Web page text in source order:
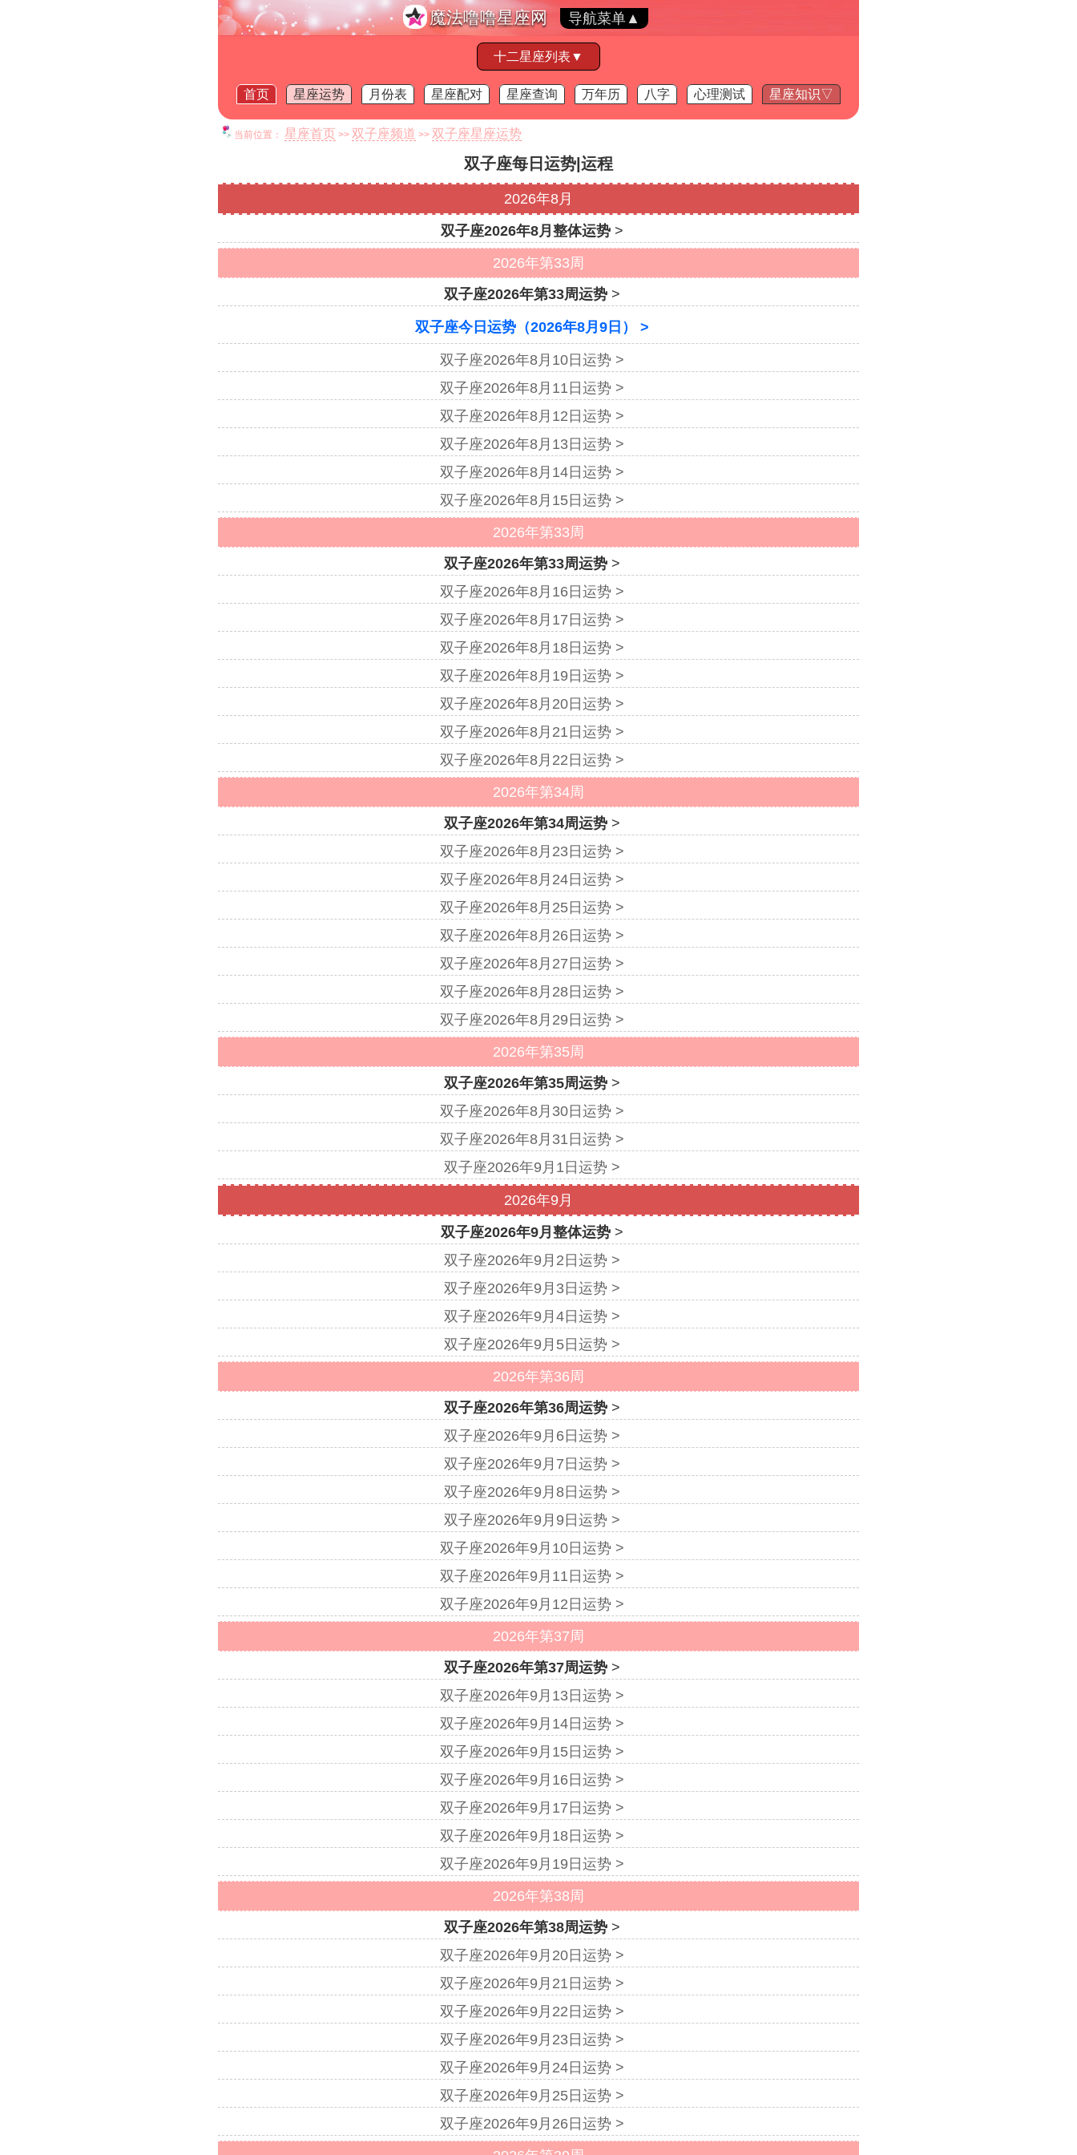
魔法噜噜星座网 导航菜单▲
十二星座列表▼
首页 星座运势 月份表 星座配对 星座查询 万年历 八字 心理测试 星座知识▽
当前位置： 星座首页 >> 双子座频道 >> 双子座星座运势
双子座每日运势|运程
2026年8月
双子座2026年8月整体运势 >
2026年第33周
双子座2026年第33周运势 >
双子座今日运势（2026年8月9日） >
双子座2026年8月10日运势 >
双子座2026年8月11日运势 >
双子座2026年8月12日运势 >
双子座2026年8月13日运势 >
双子座2026年8月14日运势 >
双子座2026年8月15日运势 >
2026年第33周
双子座2026年第33周运势 >
双子座2026年8月16日运势 >
双子座2026年8月17日运势 >
双子座2026年8月18日运势 >
双子座2026年8月19日运势 >
双子座2026年8月20日运势 >
双子座2026年8月21日运势 >
双子座2026年8月22日运势 >
2026年第34周
双子座2026年第34周运势 >
双子座2026年8月23日运势 >
双子座2026年8月24日运势 >
双子座2026年8月25日运势 >
双子座2026年8月26日运势 >
双子座2026年8月27日运势 >
双子座2026年8月28日运势 >
双子座2026年8月29日运势 >
2026年第35周
双子座2026年第35周运势 >
双子座2026年8月30日运势 >
双子座2026年8月31日运势 >
双子座2026年9月1日运势 >
2026年9月
双子座2026年9月整体运势 >
双子座2026年9月2日运势 >
双子座2026年9月3日运势 >
双子座2026年9月4日运势 >
双子座2026年9月5日运势 >
2026年第36周
双子座2026年第36周运势 >
双子座2026年9月6日运势 >
双子座2026年9月7日运势 >
双子座2026年9月8日运势 >
双子座2026年9月9日运势 >
双子座2026年9月10日运势 >
双子座2026年9月11日运势 >
双子座2026年9月12日运势 >
2026年第37周
双子座2026年第37周运势 >
双子座2026年9月13日运势 >
双子座2026年9月14日运势 >
双子座2026年9月15日运势 >
双子座2026年9月16日运势 >
双子座2026年9月17日运势 >
双子座2026年9月18日运势 >
双子座2026年9月19日运势 >
2026年第38周
双子座2026年第38周运势 >
双子座2026年9月20日运势 >
双子座2026年9月21日运势 >
双子座2026年9月22日运势 >
双子座2026年9月23日运势 >
双子座2026年9月24日运势 >
双子座2026年9月25日运势 >
双子座2026年9月26日运势 >